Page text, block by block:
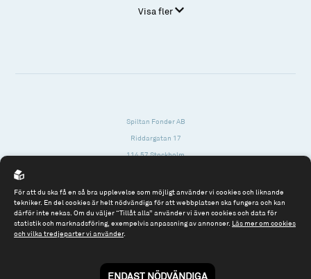
Visa fler
Spiltan Fonder AB
Riddargatan 17
114 57 Stockholm
Tel: 08 - 545 813 40
fonder@spiltanfonder.se
Till spiltan.se
För att du ska få en så bra upplevelse som möjligt använder vi cookies och liknande
tekniker. En del cookies är helt nödvändiga för att webbplatsen ska fungera och kan
därför inte nekas. Om du väljer “Tillåt alla” använder vi även cookies och data för
statistik och marknadsföring, exempelvis anpassning av annonser. Läs mer om cookies
och vilka tredjeparter vi använder.
ENDAST NÖDVÄNDIGA